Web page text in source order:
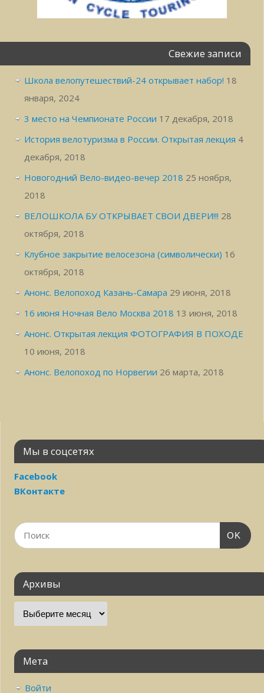
Свежие записи
Школа велопутешествий-24 открывает набор! 18
января, 2024
3 место на Чемпионате России 17 декабря, 2018
История велотуризма в России. Открытая лекция 4
декабря, 2018
Новогодний Вело-видео-вечер 2018 25 ноября,
2018
ВЕЛОШКОЛА БУ ОТКРЫВАЕТ СВОИ ДВЕРИ!!! 28
октября, 2018
Клубное закрытие велосезона (символически) 16
октября, 2018
Анонс. Велопоход Казань-Самара 29 июня, 2018
16 июня Ночная Вело Москва 2018 13 июня, 2018
Анонс. Открытая лекция ФОТОГРАФИЯ В ПОХОДЕ
10 июня, 2018
Анонс. Велопоход по Норвегии 26 марта, 2018
Мы в соцсетях
Facebook
ВКонтакте
OK
Архивы
Мета
Войти